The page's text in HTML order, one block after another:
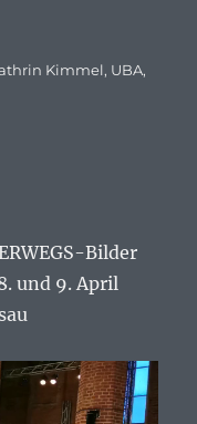
Kimmel, UBA,
Bilder
und 9. April